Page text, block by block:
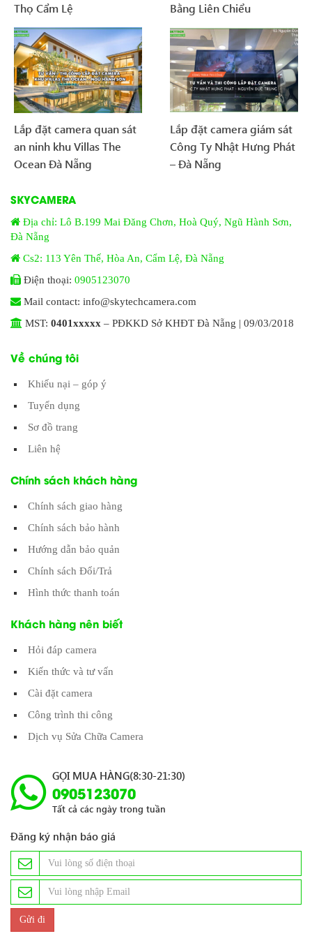
Thọ Cẩm Lệ
Bằng Liên Chiểu
Lắp đặt camera quan sát
an ninh khu Villas The
Ocean Đà Nẵng
Lắp đặt camera giám sát
Công Ty Nhật Hưng Phát
– Đà Nẵng
SKYCAMERA
Địa chỉ: Lô B.199 Mai Đăng Chơn, Hoà Quý, Ngũ Hành Sơn,
Đà Nẵng
Cs2: 113 Yên Thế, Hòa An, Cẩm Lệ, Đà Nẵng
Điện thoại: 0905123070
Mail contact: info@skytechcamera.com
MST: 0401xxxxx – PĐKKD Sở KHĐT Đà Nẵng | 09/03/2018
Về chúng tôi
Khiếu nại – góp ý
Tuyển dụng
Sơ đồ trang
Liên hệ
Chính sách khách hàng
Chính sách giao hàng
Chính sách bảo hành
Hướng dẫn bảo quản
Chính sách Đổi/Trả
Hình thức thanh toán
Khách hàng nên biết
Hỏi đáp camera
Kiến thức và tư vấn
Cài đặt camera
Công trình thi công
Dịch vụ Sửa Chữa Camera
GỌI MUA HÀNG(8:30-21:30)
0905123070
Tất cả các ngày trong tuần
Đăng ký nhận báo giá